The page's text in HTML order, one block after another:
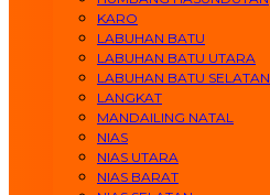
KARO
LABUHAN BATU
LABUHAN BATU UTARA
LABUHAN BATU SELATAN
LANGKAT
MANDAILING NATAL
NIAS
NIAS UTARA
NIAS BARAT